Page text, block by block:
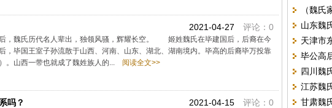
2021-04-27 评论：0
，魏氏历代名人辈出，独领风骚，辉耀长空。 姬姓魏氏在毕建国后，后裔在今
，毕国王室子孙流散于山西、河南、山东、湖北、湖南境内。毕高的后裔毕万投靠
。山西一带也就成了魏姓族人的...
阅读全文>>
2021-04-15评论：0
吗？
（魏
份汇总
山东魏
天津市
门字号
毕公高
四川魏
江苏魏
甘肃魏